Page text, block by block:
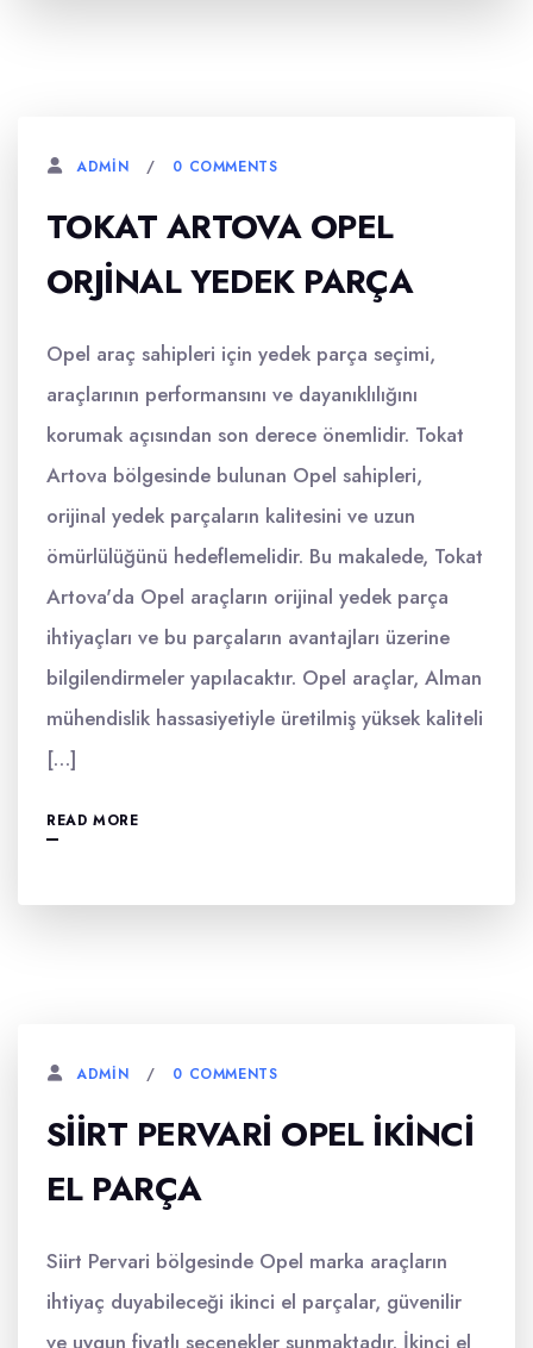
ADMIN 0 COMMENTS
TOKAT ARTOVA OPEL
ORJINAL YEDEK PARÇA
Opel araç sahipleri için yedek parça seçimi,
araçlarının performansını ve dayanıklılığını
korumak açısından son derece önemlidir. Tokat
Artova bölgesinde bulunan Opel sahipleri,
orijinal yedek parçaların kalitesini ve uzun
ömürlülüğünü hedeflemelidir. Bu makalede, Tokat
Artova'da Opel araçların orijinal yedek parça
ihtiyaçları ve bu parçaların avantajları üzerine
bilgilendirmeler yapılacaktır. Opel araçlar, Alman
mühendislik hassasiyetiyle üretilmiş yüksek kaliteli
[…]
READ MORE
ADMIN 0 COMMENTS
SIIRT PERVARI OPEL İKINCI
EL PARÇA
Siirt Pervari bölgesinde Opel marka araçların
ihtiyaç duyabileceği ikinci el parçalar, güvenilir
ve uygun fiyatlı seçenekler sunmaktadır. İkinci el